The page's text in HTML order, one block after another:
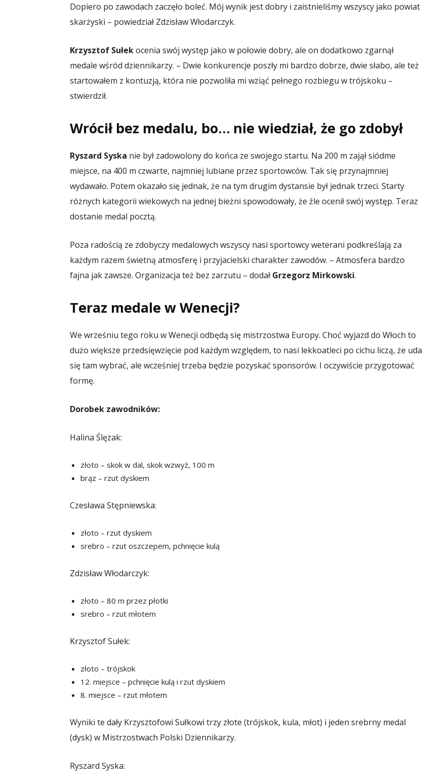
Dopiero po zawodach zaczęło boleć. Mój wynik jest dobry i zaistnieliśmy wszyscy jako powiat
skarżyski – powiedział Zdzisław Włodarczyk.
Krzysztof Sułekocenia swój występ jako w połowie dobry, ale on dodatkowo zgarnął
medale wśród dziennikarzy. – Dwie konkurencje poszły mi bardzo dobrze, dwie słabo, ale też
startowałem z kontuzją, która nie pozwoliła mi wziąć pełnego rozbiegu w trójskoku –
stwierdził.
Wrócił bez medalu, bo… nie wiedział, że go zdobył
Ryszard Syska nie był zadowolony do końca ze swojego startu. Na 200 m zajął siódme
miejsce, na 400 m czwarte, najmniej lubiane przez sportowców. Tak się przynajmniej
wydawało. Potem okazało się jednak, że na tym drugim dystansie był jednak trzeci. Starty
różnych kategorii wiekowych na jednej bieżni spowodowały, że źle ocenił swój występ. Teraz
dostanie medal pocztą.
Poza radością ze zdobyczy medalowych wszyscy nasi sportowcy weterani podkreślają za
każdym razem świetną atmosferę i przyjacielski charakter zawodów. – Atmosfera bardzo
fajna jak zawsze. Organizacja też bez zarzutu – dodał Grzegorz Mirkowski.
Teraz medale w Wenecji?
We wrześniu tego roku w Wenecji odbędą się mistrzostwa Europy. Choć wyjazd do Włoch to
dużo większe przedsięwzięcie pod każdym względem, to nasi lekkoatleci po cichu liczą, że uda
się tam wybrać, ale wcześniej trzeba będzie pozyskać sponsorów. I oczywiście przygotować
formę.
Dorobek zawodników:
Halina Ślęzak:
złoto – skok w dal, skok wzwyż, 100 m
brąz – rzut dyskiem
Czesława Stępniewska:
złoto – rzut dyskiem
srebro – rzut oszczepem, pchnięcie kulą
Zdzisław Włodarczyk:
złoto – 80 m przez płotki
srebro – rzut młotem
Krzysztof Sułek:
złoto – trójskok
12. miejsce – pchnięcie kulą i rzut dyskiem
8. miejsce – rzut młotem
Wyniki te dały Krzysztofowi Sułkowi trzy złote (trójskok, kula, młot) i jeden srebrny medal
(dysk) w Mistrzostwach Polski Dziennikarzy.
Ryszard Syska: